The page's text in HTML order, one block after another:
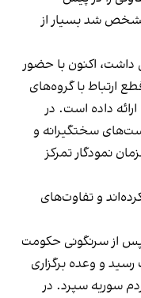
مشخص شد بسیار از
اکنون با حضور
ارتباط با گروه‌های
داده است. در
سختگیرانه و
نمودگار تمرکز
و تفاوت‌های
از سرنگونی حکومت
و وعده برگزاری
سوریه سپرد. در